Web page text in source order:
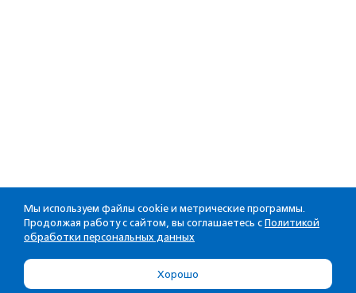
Мы используем файлы cookie и метрические программы.
Продолжая работу с сайтом, вы соглашаетесь с Политикой
обработки персональных данных
Хорошо